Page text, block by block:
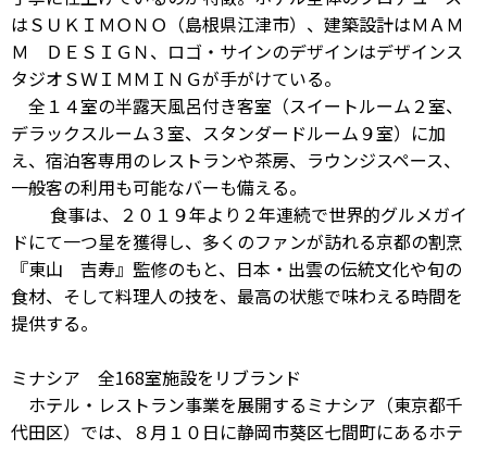
はＳＵＫＩＭＯＮＯ（島根県江津市）、建築設計はＭＡＭ
Ｍ ＤＥＳＩＧＮ、ロゴ・サインのデザインはデザインス
タジオＳＷＩＭＭＩＮＧが手がけている。
全１４室の半露天風呂付き客室（スイートルーム２室、
デラックスルーム３室、スタンダードルーム９室）に加
え、宿泊客専用のレストランや茶房、ラウンジスペース、
一般客の利用も可能なバーも備える。
食事は、２０１９年より２年連続で世界的グルメガイ
ドにて一つ星を獲得し、多くのファンが訪れる京都の割烹
『東山 吉寿』監修のもと、日本・出雲の伝統文化や旬の
食材、そして料理人の技を、最高の状態で味わえる時間を
提供する。
ミナシア 全168室施設をリブランド
ホテル・レストラン事業を展開するミナシア（東京都千
代田区）では、８月１０日に静岡市葵区七間町にあるホテ